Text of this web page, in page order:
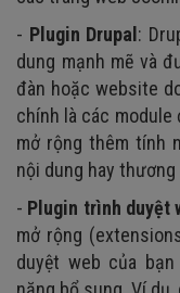
- Plugin Drupal :
dung mạnh mẽ và
đàn hoặc website
chính là các module
mở rộng thêm tính
nội dung hay
- Plugin trình duyệt
mở rộng
duyệt web của